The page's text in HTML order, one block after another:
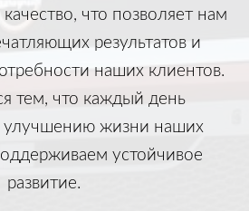
что позволяет нам
результатов и
наших клиентов.
тем, что каждый день
улучшению жизни наших
устойчивое
развитие.